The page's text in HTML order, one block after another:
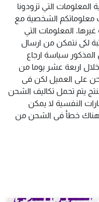
التي تزودونا
معلوماتكم الشخصية مع
المعلومات التي
لكى نتمكن من ارسال
سياسة ارجاع
اربعة عشر يوما من
على العميل لكن فى
يتم تحمل تكاليف الشحن
النفسية لا يمكن
هناك خطأ فى الشحن من